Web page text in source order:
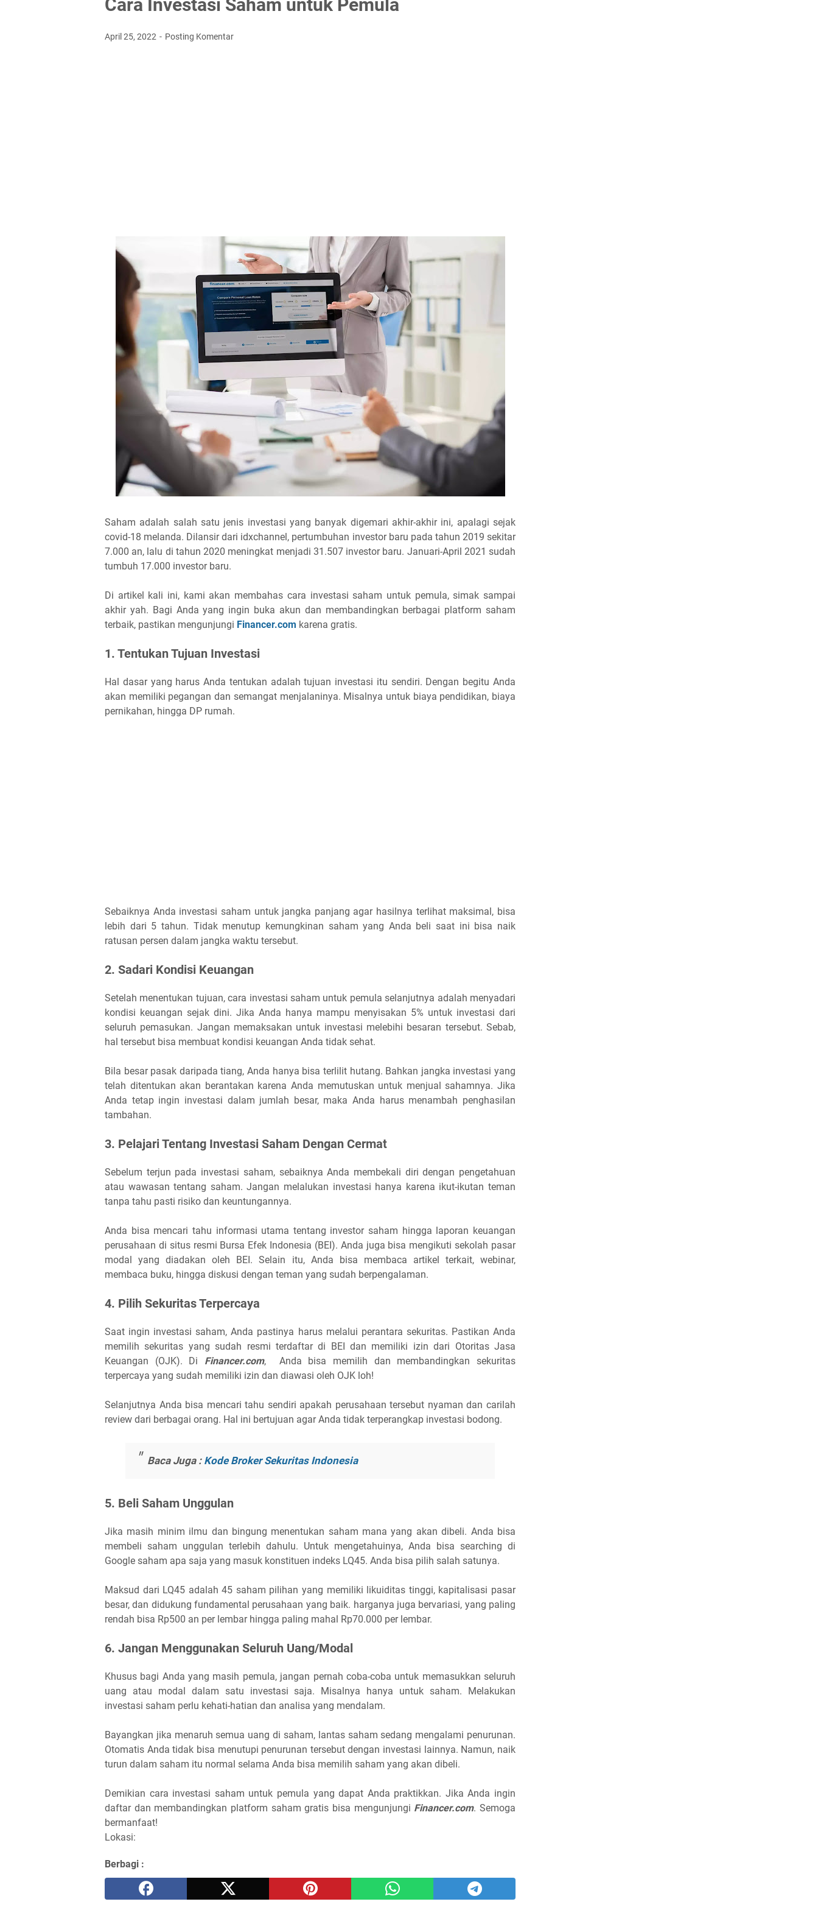
Cara Investasi Saham untuk Pemula
April 25, 2022 Posting Komentar
Saham adalah salah satu jenis investasi yang banyak digemari akhir-akhir ini, apalagi sejak
covid-18 melanda. Dilansir dari idxchannel, pertumbuhan investor baru pada tahun 2019 sekitar
7.000 an, lalu di tahun 2020 meningkat menjadi 31.507 investor baru. Januari-April 2021 sudah
tumbuh 17.000 investor baru.
Di artikel kali ini, kami akan membahas cara investasi saham untuk pemula, simak sampai
akhir yah. Bagi Anda yang ingin buka akun dan membandingkan berbagai platform saham
terbaik, pastikan mengunjungi Financer.com karena gratis.
1. Tentukan Tujuan Investasi
Hal dasar yang harus Anda tentukan adalah tujuan investasi itu sendiri. Dengan begitu Anda
akan memiliki pegangan dan semangat menjalaninya. Misalnya untuk biaya pendidikan, biaya
pernikahan, hingga DP rumah.
Sebaiknya Anda investasi saham untuk jangka panjang agar hasilnya terlihat maksimal, bisa
lebih dari 5 tahun. Tidak menutup kemungkinan saham yang Anda beli saat ini bisa naik
ratusan persen dalam jangka waktu tersebut.
2. Sadari Kondisi Keuangan
Setelah menentukan tujuan, cara investasi saham untuk pemula selanjutnya adalah menyadari
kondisi keuangan sejak dini. Jika Anda hanya mampu menyisakan 5% untuk investasi dari
seluruh pemasukan. Jangan memaksakan untuk investasi melebihi besaran tersebut. Sebab,
hal tersebut bisa membuat kondisi keuangan Anda tidak sehat.
Bila besar pasak daripada tiang, Anda hanya bisa terlilit hutang. Bahkan jangka investasi yang
telah ditentukan akan berantakan karena Anda memutuskan untuk menjual sahamnya. Jika
Anda tetap ingin investasi dalam jumlah besar, maka Anda harus menambah penghasilan
tambahan.
3. Pelajari Tentang Investasi Saham Dengan Cermat
Sebelum terjun pada investasi saham, sebaiknya Anda membekali diri dengan pengetahuan
atau wawasan tentang saham. Jangan melalukan investasi hanya karena ikut-ikutan teman
tanpa tahu pasti risiko dan keuntungannya.
Anda bisa mencari tahu informasi utama tentang investor saham hingga laporan keuangan
perusahaan di situs resmi Bursa Efek Indonesia (BEI). Anda juga bisa mengikuti sekolah pasar
modal yang diadakan oleh BEI. Selain itu, Anda bisa membaca artikel terkait, webinar,
membaca buku, hingga diskusi dengan teman yang sudah berpengalaman.
4. Pilih Sekuritas Terpercaya
Saat ingin investasi saham, Anda pastinya harus melalui perantara sekuritas. Pastikan Anda
memilih sekuritas yang sudah resmi terdaftar di BEI dan memiliki izin dari Otoritas Jasa
Keuangan (OJK). Di Financer.com, Anda bisa memilih dan membandingkan sekuritas
terpercaya yang sudah memiliki izin dan diawasi oleh OJK loh!
Selanjutnya Anda bisa mencari tahu sendiri apakah perusahaan tersebut nyaman dan carilah
review dari berbagai orang. Hal ini bertujuan agar Anda tidak terperangkap investasi bodong.
Baca Juga : Kode Broker Sekuritas Indonesia
5. Beli Saham Unggulan
Jika masih minim ilmu dan bingung menentukan saham mana yang akan dibeli. Anda bisa
membeli saham unggulan terlebih dahulu. Untuk mengetahuinya, Anda bisa searching di
Google saham apa saja yang masuk konstituen indeks LQ45. Anda bisa pilih salah satunya.
Maksud dari LQ45 adalah 45 saham pilihan yang memiliki likuiditas tinggi, kapitalisasi pasar
besar, dan didukung fundamental perusahaan yang baik. harganya juga bervariasi, yang paling
rendah bisa Rp500 an per lembar hingga paling mahal Rp70.000 per lembar.
6. Jangan Menggunakan Seluruh Uang/Modal
Khusus bagi Anda yang masih pemula, jangan pernah coba-coba untuk memasukkan seluruh
uang atau modal dalam satu investasi saja. Misalnya hanya untuk saham. Melakukan
investasi saham perlu kehati-hatian dan analisa yang mendalam.
Bayangkan jika menaruh semua uang di saham, lantas saham sedang mengalami penurunan.
Otomatis Anda tidak bisa menutupi penurunan tersebut dengan investasi lainnya. Namun, naik
turun dalam saham itu normal selama Anda bisa memilih saham yang akan dibeli.
Demikian cara investasi saham untuk pemula yang dapat Anda praktikkan. Jika Anda ingin
daftar dan membandingkan platform saham gratis bisa mengunjungi Financer.com. Semoga
bermanfaat!
Lokasi:
Berbagi :